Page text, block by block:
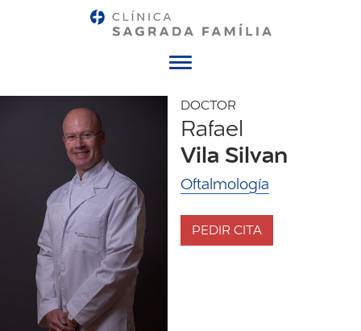
DOCTOR
Rafael
Vila Silvan
Oftalmología
PEDIR CITA